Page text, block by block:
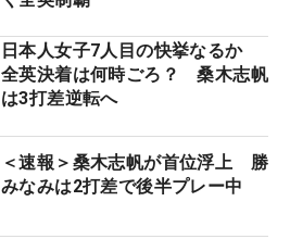
日本人女子7人目の快挙なるか
全英決着は何時ごろ？ 桑木志帆
は3打差逆転へ
＜速報＞桑木志帆が首位浮上 勝
みなみは2打差で後半プレー中